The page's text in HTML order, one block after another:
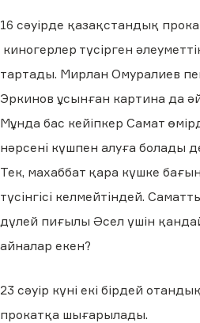
16 сәуірде қазақстандық
киногерлер түсірген
тартады. Мирлан Омуралиев
Эркинов ұсынған картина да
Мұнда бас кейіпкер Самат
нәрсені күшпен алуға болады
Тек, махаббат қара күшке
түсінгісі келмейтіндей.
дүлей пиғылы Әсел үшін
айналар екен?
23 сәуір күні екі бірдей
прокатқа шығарылады.